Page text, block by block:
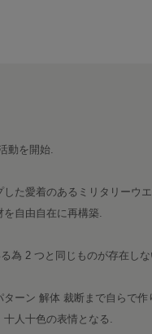
動を開始.
た愛着のあるミリタリーウ
自由自在に再構築.
為 2 つと同じものが存在しな
ーン 解体 裁断まで自らで
十人十色の表情となる.